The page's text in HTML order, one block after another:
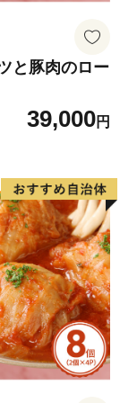
と豚肉のロー
39,000円